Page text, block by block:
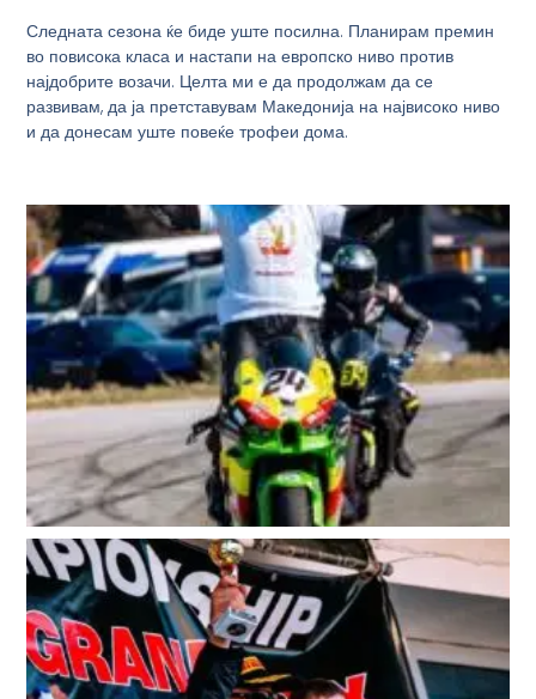
Следната сезона ќе биде уште посилна. Планирам премин
во повисока класа и настапи на европско ниво против
најдобрите возачи. Целта ми е да продолжам да се
развивам, да ја претставувам Македонија на највисоко ниво
и да донесам уште повеќе трофеи дома.